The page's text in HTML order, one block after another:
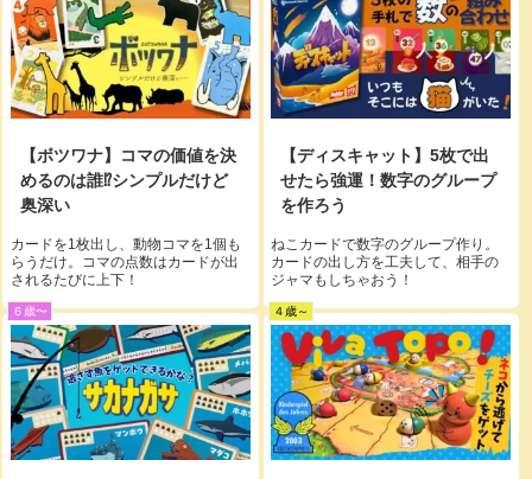
【ボツワナ】コマの価値を決
めるのは誰⁉︎シンプルだけど
奥深い
カードを1枚出し、動物コマを1個も
らうだけ。コマの点数はカードが出
されるたびに上下！
【ディスキャット】5枚で出
せたら強運！数字のグループ
を作ろう
ねこカードで数字のグループ作り。
カードの出し方を工夫して、相手の
ジャマもしちゃおう！
６歳〜 ４歳～